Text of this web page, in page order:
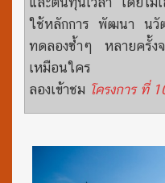
ใช้หลักการ พัฒนา นวั
ทดลองซ้ำๆ หลายครั้ง
เหมือนใคร
ลองเข้าชม โครงการ ที่